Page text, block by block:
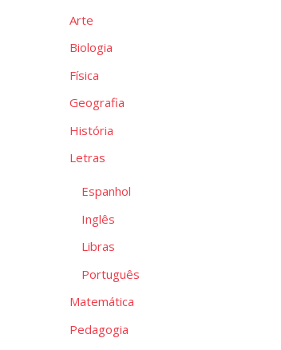
Arte
Biologia
Física
Geografia
História
Letras
Espanhol
Inglês
Libras
Português
Matemática
Pedagogia